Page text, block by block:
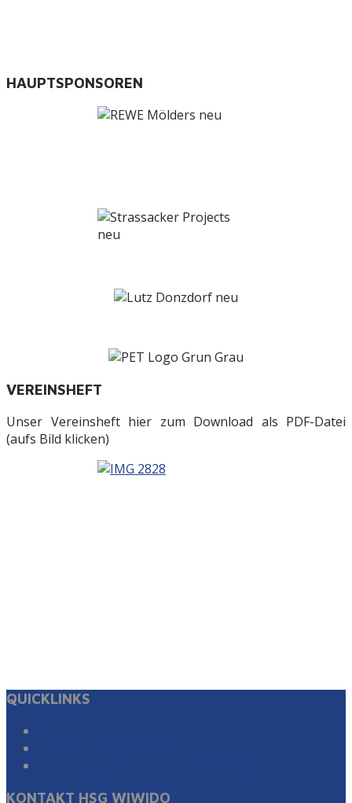
HAUPTSPONSOREN
VEREINSHEFT
Unser Vereinsheft hier zum Download als PDF-Datei
(aufs Bild klicken)
QUICKLINKS
KONTAKT HSG WIWIDO